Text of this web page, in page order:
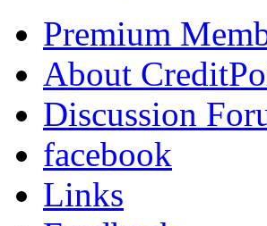
Premium
About
Discussion
facebook
Links